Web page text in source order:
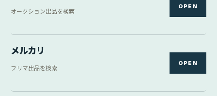
オークション出品を検索
OPEN
メルカリ
フリマ出品を検索
OPEN